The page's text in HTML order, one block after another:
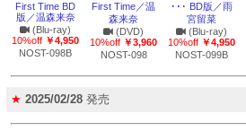
First Time BD
版／温森来奈
(Blu-ray)
10%off ￥4,950
NOST-098B
First Time／温
森来奈
(DVD)
10%off ￥3,960
NOST-098
･･･ BD版／雨
宮留菜
(Blu-ray)
10%off ￥4,950
NOST-099B
★ 2025/02/28 発売